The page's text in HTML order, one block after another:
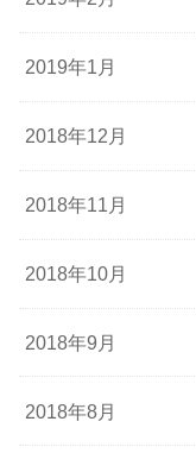
2019年1月
2018年12月
2018年11月
2018年10月
2018年9月
2018年8月